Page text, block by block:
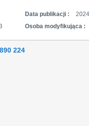
Data publikacji :
Osoba modyfikująca :
224